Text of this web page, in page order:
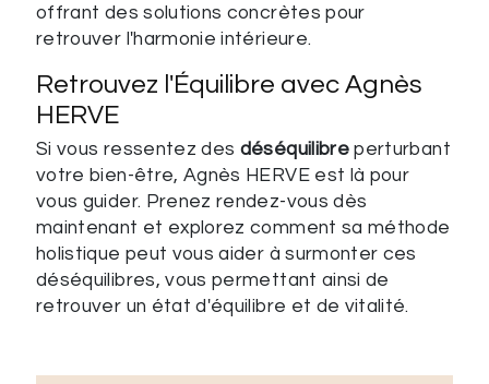
offrant des solutions concrètes pour
retrouver l'harmonie intérieure.
Retrouvez l'Équilibre avec Agnès
HERVE
Si vous ressentez des déséquilibreperturbant
votre bien-être, Agnès HERVE est là pour
vous guider. Prenez rendez-vous dès
maintenant et explorez comment sa méthode
holistique peut vous aider à surmonter ces
déséquilibres, vous permettant ainsi de
retrouver un état d'équilibre et de vitalité.